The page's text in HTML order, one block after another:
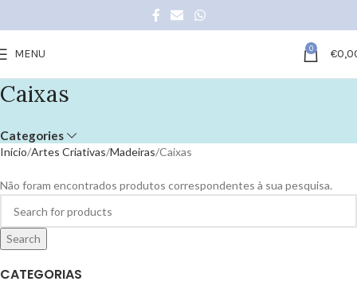
MENU 0 €
Caixas
Categories
CATEGORIAS
Início Artes Criativas Madeiras Caixas
Não foram encontrados produtos correspondentes à sua pesquisa.
Search